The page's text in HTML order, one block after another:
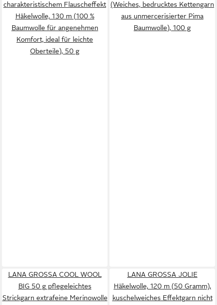
charakteristischem Flauscheffekt
Häkelwolle, 130 m (100 %
Baumwolle für angenehmen
Komfort, ideal für leichte
Oberteile), 50 g
(Weiches, bedrucktes Kettengarn
aus unmercerisierter Pima
Baumwolle), 100 g
LANA GROSSA COOL WOOL
BIG 50 g pflegeleichtes
Strickgarn extrafeine Merinowolle
LANA GROSSA JOLIE
Häkelwolle, 120 m (50 Gramm),
kuschelweiches Effektgarn nicht